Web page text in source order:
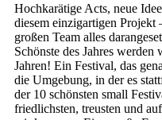
Hochkarätige Acts, neue
diesem einzigartigen Projekt
großen Team alles
Schönste des Jahres
Jahren! Ein Festival, das
die Umgebung, in der es
der 10 schönsten small
friedlichsten, treusten und